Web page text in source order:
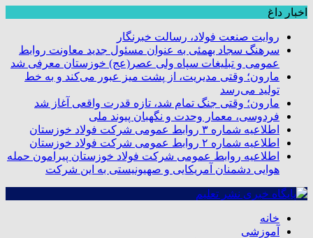
اخبار داغ
روایت صنعت فولاد،‌ رسالت خبرنگار
سرهنگ سجاد بهمئی به عنوان مسئول جدید معاونت روابط
عمومی و تبلیغات سپاه ولی عصر(عج) خوزستان معرفی شد
مارون؛ وقتی مدیریت، از پشت میز عبور می‌کند و به خط
تولید می‌رسد
مارون؛ وقتی جنگ تمام شد، تازه قدرت واقعی آغاز شد
فردوسی، معمار وحدت و نگهبان پیوند ملی
اطلاعیه شماره ۳ روابط عمومی شرکت فولاد خوزستان
اطلاعیه شماره ۲ روابط عمومی شرکت فولاد خوزستان
اطلاعیه روابط عمومی شرکت فولاد خوزستان پیرامون حمله
هوایی دشمنان آمریکایی و صهیونیستی به این شرکت
خانه
آموزشی